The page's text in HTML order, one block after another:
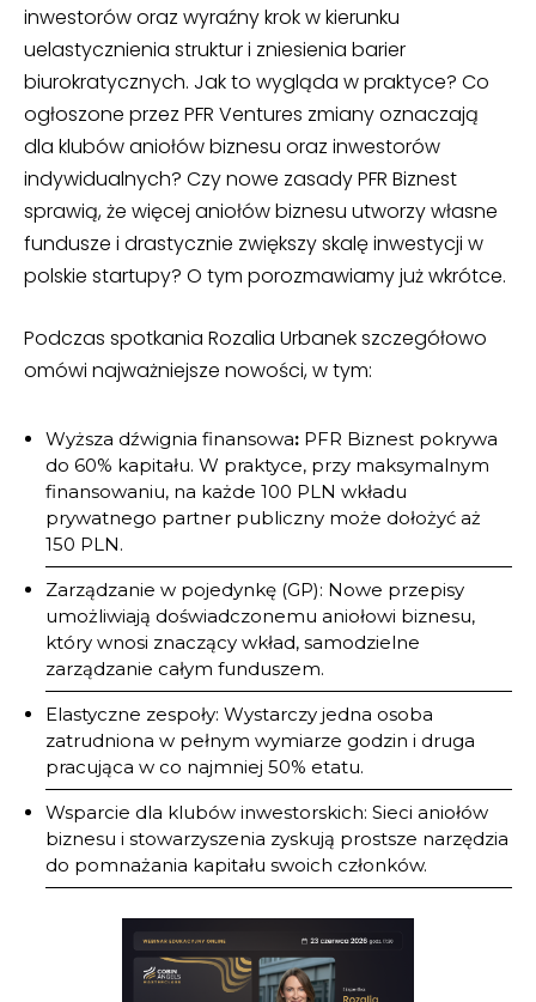
inwestorów oraz wyraźny krok w kierunku
uelastycznienia struktur i zniesienia barier
biurokratycznych. Jak to wygląda w praktyce? Co
ogłoszone przez PFR Ventures zmiany oznaczają
dla klubów aniołów biznesu oraz inwestorów
indywidualnych? Czy nowe zasady PFR Biznest
sprawią, że więcej aniołów biznesu utworzy własne
fundusze i drastycznie zwiększy skalę inwestycji w
polskie startupy? O tym porozmawiamy już wkrótce.
Podczas spotkania Rozalia Urbanek szczegółowo
omówi najważniejsze nowości, w tym:
Wyższa dźwignia finansowa: PFR Biznest pokrywa
do 60% kapitału. W praktyce, przy maksymalnym
finansowaniu, na każde 100 PLN wkładu
prywatnego partner publiczny może dołożyć aż
150 PLN.
Zarządzanie w pojedynkę (GP): Nowe przepisy
umożliwiają doświadczonemu aniołowi biznesu,
który wnosi znaczący wkład, samodzielne
zarządzanie całym funduszem.
Elastyczne zespoły: Wystarczy jedna osoba
zatrudniona w pełnym wymiarze godzin i druga
pracująca w co najmniej 50% etatu.
Wsparcie dla klubów inwestorskich: Sieci aniołów
biznesu i stowarzyszenia zyskują prostsze narzędzia
do pomnażania kapitału swoich członków.